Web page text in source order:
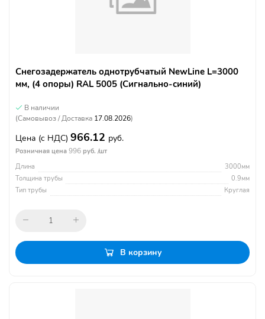
Снегозадержатель однотрубчатый NewLine L=3000
мм, (4 опоры) RAL 5005 (Сигнально-синий)
В наличии
(Самовывоз / Доставка 17.08.2026)
Цена (с НДС) 966.12 руб.
Розничная цена 996 руб. /шт
Длина
3000мм
Толщина трубы
0.9мм
Тип трубы
Круглая
В корзину